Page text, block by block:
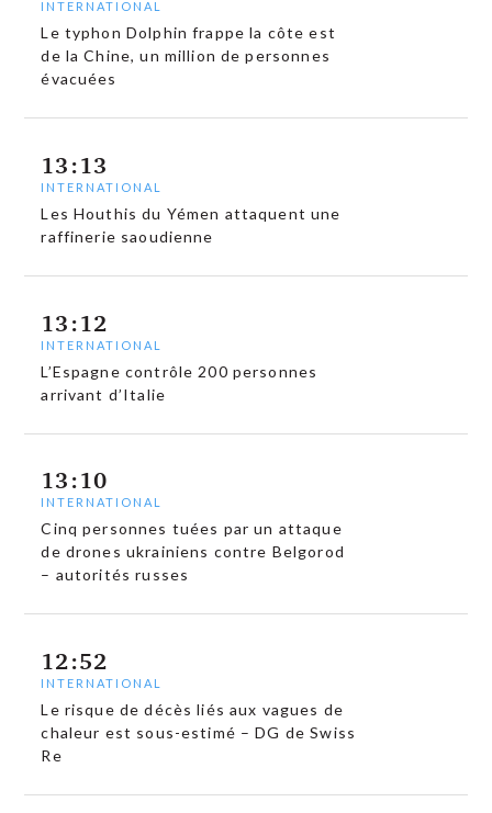
INTERNATIONAL
Le typhon Dolphin frappe la côte est
de la Chine, un million de personnes
évacuées
13:13
INTERNATIONAL
Les Houthis du Yémen attaquent une
raffinerie saoudienne
13:12
INTERNATIONAL
L’Espagne contrôle 200 personnes
arrivant d’Italie
13:10
INTERNATIONAL
Cinq personnes tuées par un attaque
de drones ukrainiens contre Belgorod
– autorités russes
12:52
INTERNATIONAL
Le risque de décès liés aux vagues de
chaleur est sous-estimé – DG de Swiss
Re